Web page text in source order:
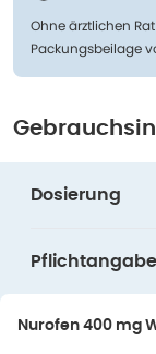
Ohne ärztlichen
Packungsbeilage
Dosierung
Nurofen 400 mg